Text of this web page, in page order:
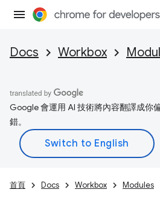
Docs Workbox
Google 會運用 AI 技術將內容翻譯成你
錯。
首頁 Docs Workbox Modules